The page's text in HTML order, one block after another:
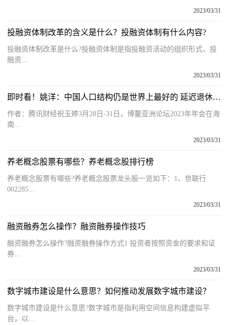
2023/03/31
投融资体制改革的含义是什么？投融资体制有什么内容?
投融资体制改革是什么?投融资体制是指投融资活动的组织形式、投
融资...
2023/03/31
即时看！姚洋：中国人口结构仍是世界上最好的 延迟退休应尽快推进
作者：腾讯财经祝玉婷3月28日-31日，博鳌亚洲论坛2023年年会在海
南...
2023/03/31
养老概念股票有哪些？养老概念股排行榜
养老概念股票有哪些?养老概念股票龙头股一览如下：1、世联行
002285...
2023/03/31
融资融券怎么操作？融资融券操作技巧
融资融券怎么操作?融资融券操作方式1 投资者按照资金的要求和证
券...
2023/03/31
数字城市建设是什么意思？如何推动发展数字城市建设？
数字城市建设是什么意思?数字城市是指利用空间信息构建虚拟平
台，以...